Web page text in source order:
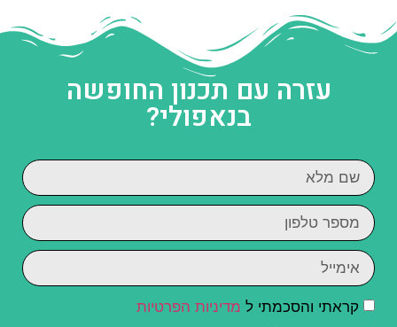
עזרה עם תכנון החופשה
בנאפולי?
קראתי והסכמתי ל מדיניות הפרטיות